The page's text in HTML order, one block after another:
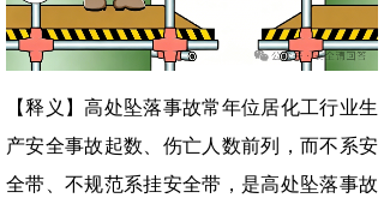
【释义】高处坠落事故常年位居化工行业生
产安全事故起数、伤亡人数前列，而不系安
全带、不规范系挂安全带，是高处坠落事故